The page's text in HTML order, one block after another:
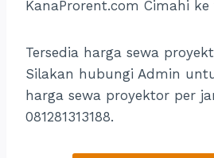
KanaProrent.com Cimahi
Tersedia harga sewa
Silakan hubungi Admin
harga sewa proyektor per
081281313188.